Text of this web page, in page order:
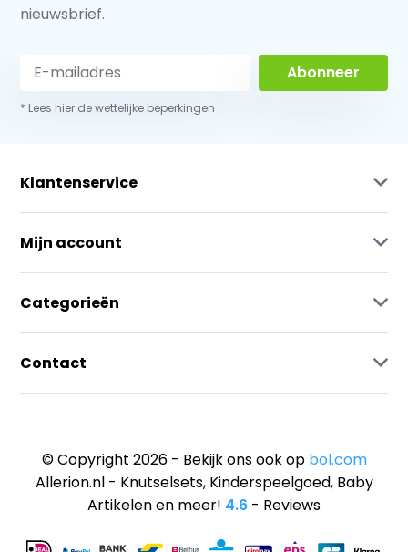
nieuwsbrief.
Abonneer
* Lees hier de wettelijke beperkingen
Klantenservice
Mijn account
Categorieën
Contact
© Copyright 2026 - Bekijk ons ook op bol.com
Allerion.nl - Knutselsets, Kinderspeelgoed, Baby
Artikelen en meer! 4.6 - Reviews